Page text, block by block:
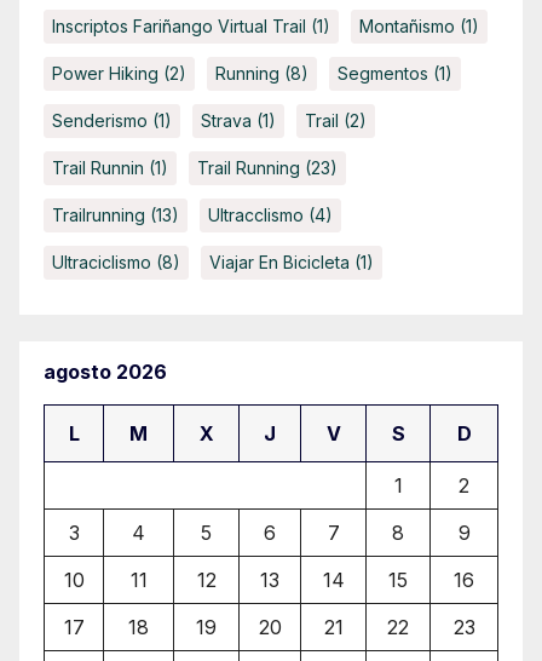
Inscriptos Fariñango Virtual Trail (1) Montañismo (1)
Power Hiking (2) Running (8) Segmentos (1)
Senderismo (1) Strava (1) Trail (2)
Trail Runnin (1) Trail Running (23)
Trailrunning (13) Ultracclismo (4)
Ultraciclismo (8) Viajar En Bicicleta (1)
agosto 2026
L M X J V S D
1
2
3
4 5 6 7 8
9
10
11 12 13 14 15
16
17
18 19 20 21 22
23